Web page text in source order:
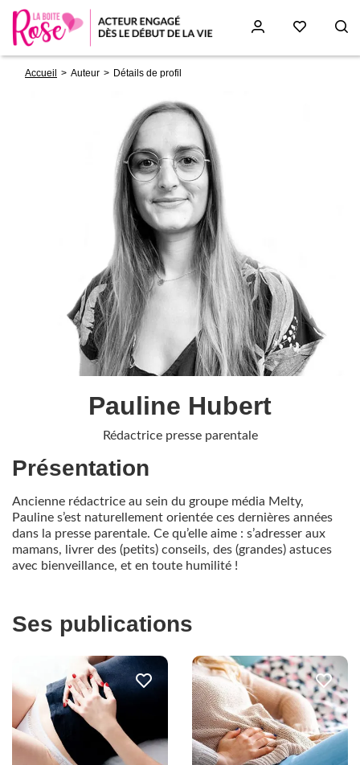
d'Ariane
Accueil Auteur Détails de profil
Pauline Hubert
Rédactrice presse parentale
Présentation
Ancienne rédactrice au sein du groupe média Melty,
Pauline s’est naturellement orientée ces dernières années
dans la presse parentale. Ce qu’elle aime : s’adresser aux
mamans, livrer des (petits) conseils, des (grandes) astuces
avec bienveillance, et en toute humilité !
Ses publications